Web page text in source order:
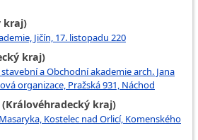
kraj)
Jičín, 17. listopadu 220
kraj)
a Obchodní akademie arch. Jana
organizace, Pražská 931, Náchod
(Královéhradecký kraj)
Kostelec nad Orlicí, Komenského